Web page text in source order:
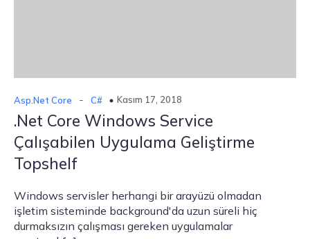
Asp.Net Core - C# Kasım 17, 2018
.Net Core Windows Service
Çalışabilen Uygulama Geliştirme
Topshelf
Windows servisler herhangi bir arayüzü olmadan
işletim sisteminde background'da uzun süreli hiç
durmaksızın çalışması gereken uygulamalar